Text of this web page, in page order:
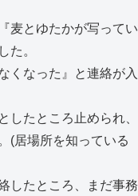
麦とゆたかが写ってい
た。
くなった』と連絡が入
したところ止められ、
(居場所を知っている
したところ、まだ事務